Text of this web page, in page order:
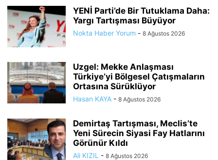
YENİ Parti’de Bir Tutuklama Daha:
Yargı Tartışması Büyüyor
Nokta Haber Yorum - 8 Ağustos 2026
Uzgel: Mekke Anlaşması
Türkiye’yi Bölgesel Çatışmaların
Ortasına Sürüklüyor
Hasan KAYA - 8 Ağustos 2026
Demirtaş Tartışması, Meclis’te
Yeni Sürecin Siyasi Fay Hatlarını
Görünür Kıldı
Ali KIZIL - 8 Ağustos 2026